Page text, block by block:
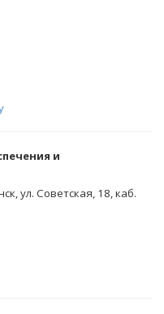
и
ул. Советская, 18, каб.